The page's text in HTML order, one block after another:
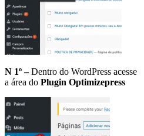
N 1º –Dentro do WordPress acesse
a área do Plugin Optimizepress